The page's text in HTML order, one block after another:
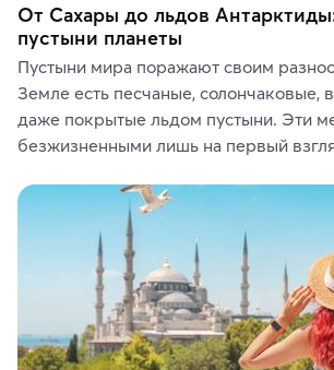
От Сахары до льдов
пустыни планеты
Пустыни мира поражают своим
Земле есть песчаные, солончаковые,
даже покрытые льдом пустыни. Эти
безжизненными лишь на первый
животные и маршруты, которые дарят
ярких впечатлений от путешествий.